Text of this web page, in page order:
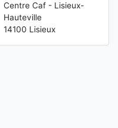
Centre Caf - Lisieux-
Hauteville
14100 Lisieux